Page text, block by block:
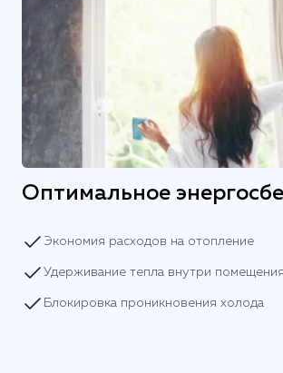
Оптимальное
Экономия расходов на отопление
Удерживание тепла внутри помещения
Блокировка проникновения холода